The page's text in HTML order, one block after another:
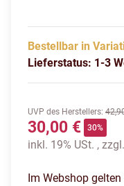
Bestellbar in
Lieferstatus: 1-3
UVP des Herstellers:
30,00 € 30%
inkl. 19% USt. , zzgl.
Im Webshop